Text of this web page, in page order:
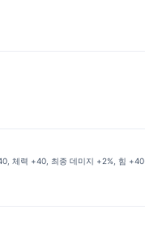
체력 +40, 최종 데미지 +2%, 힘 +40